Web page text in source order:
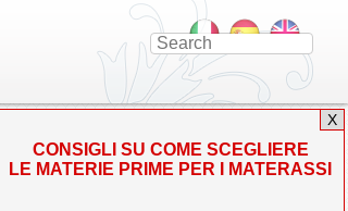
X
CONSIGLI SU COME SCEGLIERE
LE MATERIE PRIME PER I MATERASSI